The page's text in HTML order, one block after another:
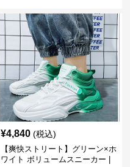
¥4,840 (税込)
【爽快ストリート】グリーン×ホ
ワイト ボリュームスニーカー |